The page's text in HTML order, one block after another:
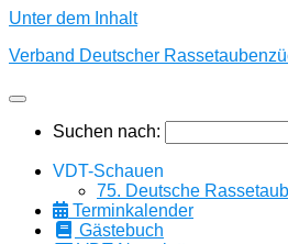
Unter dem Inhalt
Verband Deutscher
Suchen nach:
VDT-Schauen
75. Deutsche
Terminkalender
Gästebuch